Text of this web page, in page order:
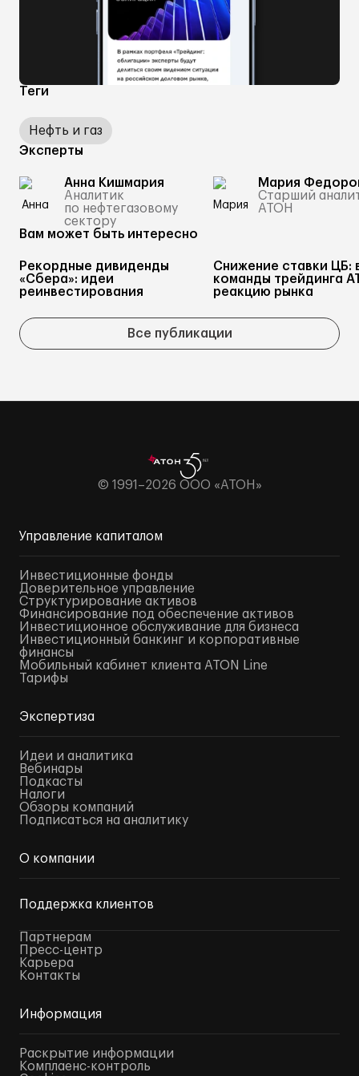
Теги
Нефть и газ
Эксперты
Анна Кишмария
Аналитик
по нефтегазовому
сектору
Мария
Старший
АТОН
Вам может быть интересно
Рекордные дивиденды
«Сбера»: идеи
реинвестирования
Снижение ставки ЦБ:
команды трейдинга
реакцию рынка
Все публикации
© 1991–2026 ООО «АТОН»
Управление капиталом
Инвестиционные фонды
Доверительное управление
Структурирование активов
Финансирование под обеспечение активов
Инвестиционное обслуживание для бизнеса
Инвестиционный банкинг и корпоративные
финансы
Мобильный кабинет клиента ATON Line
Тарифы
Экспертиза
Идеи и аналитика
Вебинары
Подкасты
Налоги
Обзоры компаний
Подписаться на аналитику
О компании
Поддержка клиентов
Партнерам
Пресс-центр
Карьера
Контакты
Информация
Раскрытие информации
Комплаенс-контроль